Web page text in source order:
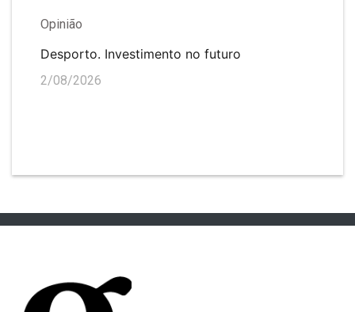
Opinião
Desporto. Investimento no futuro
2/08/2026